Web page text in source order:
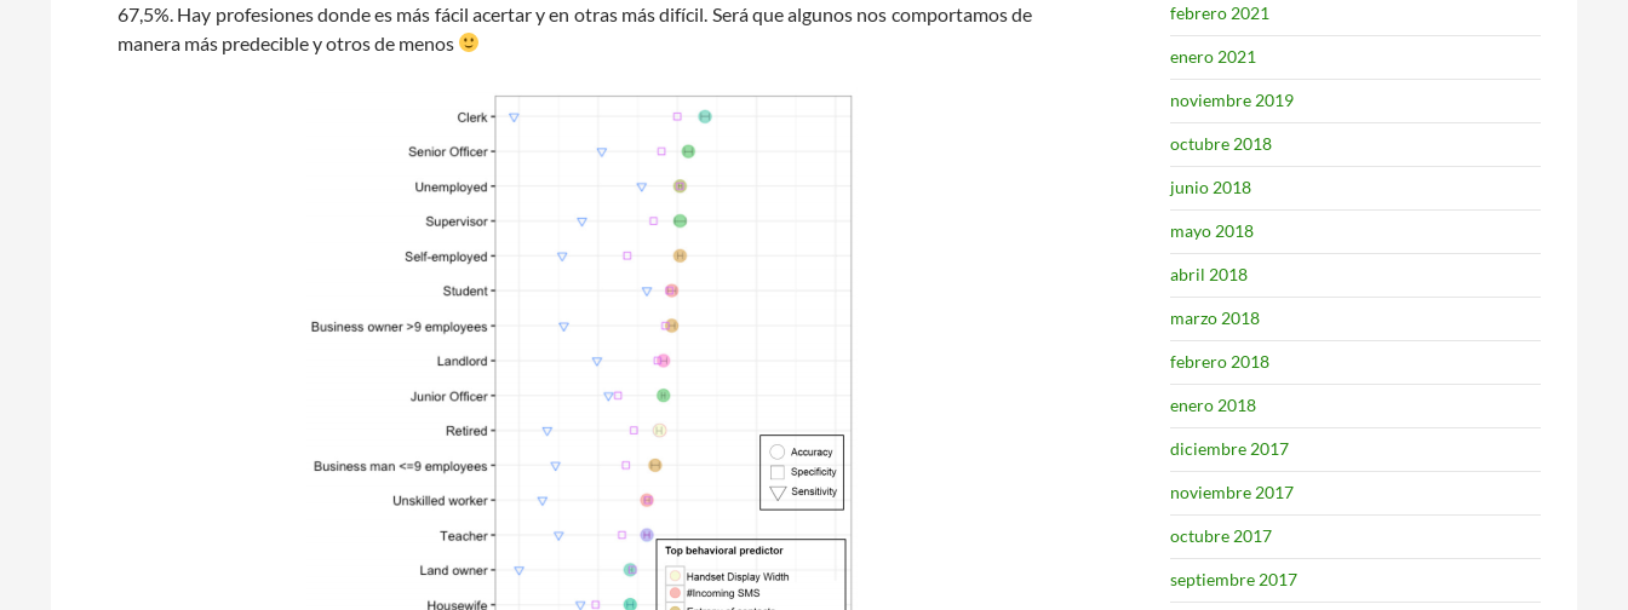
67,5%. Hay profesiones donde es más fácil acertar y en otras más difícil. Será que algunos nos comportamos de
manera más predecible y otros de menos
febrero 2021
enero 2021
noviembre 2019
octubre 2018
junio 2018
mayo 2018
abril 2018
marzo 2018
febrero 2018
enero 2018
diciembre 2017
noviembre 2017
octubre 2017
septiembre 2017